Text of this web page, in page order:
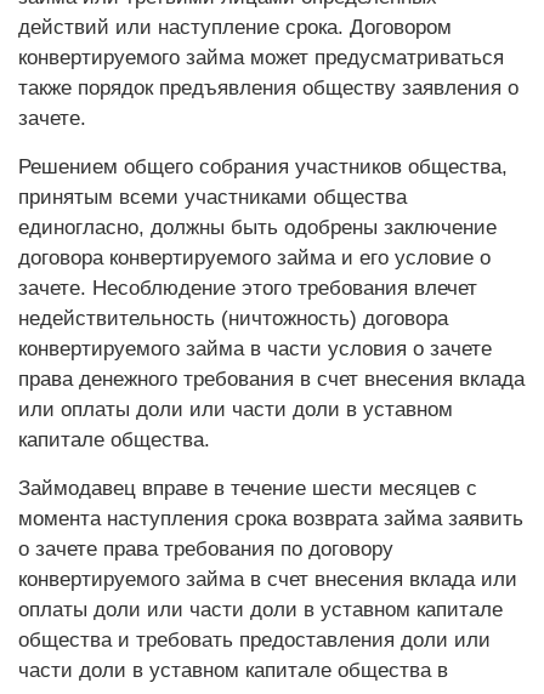
действий или наступление срока. Договором
конвертируемого займа может предусматриваться
также порядок предъявления обществу заявления о
зачете.
Решением общего собрания участников общества,
принятым всеми участниками общества
единогласно, должны быть одобрены заключение
договора конвертируемого займа и его условие о
зачете. Несоблюдение этого требования влечет
недействительность (ничтожность) договора
конвертируемого займа в части условия о зачете
права денежного требования в счет внесения вклада
или оплаты доли или части доли в уставном
капитале общества.
Займодавец вправе в течение шести месяцев с
момента наступления срока возврата займа заявить
о зачете права требования по договору
конвертируемого займа в счет внесения вклада или
оплаты доли или части доли в уставном капитале
общества и требовать предоставления доли или
части доли в уставном капитале общества в